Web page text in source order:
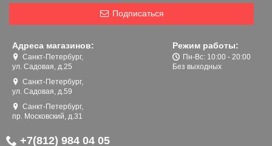
Подписаться
Адреса магазинов:
Санкт-Петербург,
ул. Садовая, д.25
Санкт-Петербург,
ул. Садовая, д.59
Санкт-Петербург,
пр. Московский, д.31
Режим работы:
Пн-Вс: 10:00 - 20:00
Без выходных
+7(812) 984 04 05